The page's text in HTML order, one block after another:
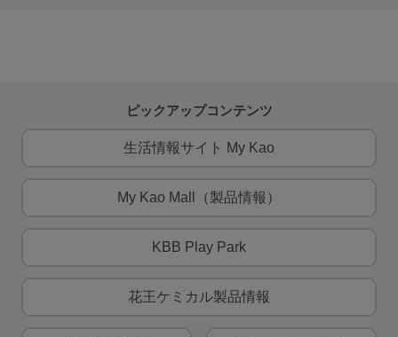
ピックアップコンテンツ
生活情報サイト My Kao
My Kao Mall（製品情報）
KBB Play Park
花王ケミカル製品情報